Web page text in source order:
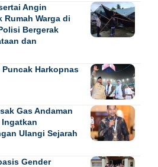
Angin
Rumah Warga di
Bergerak
dan
Harkopnas
Gas Andaman
Ulangi Sejarah
Gender